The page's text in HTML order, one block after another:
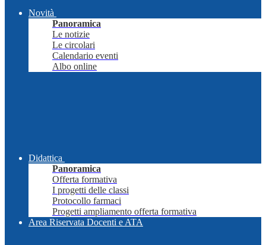
Novità
Panoramica
Le notizie
Le circolari
Calendario eventi
Albo online
Didattica
Panoramica
Offerta formativa
I progetti delle classi
Protocollo farmaci
Progetti ampliamento offerta formativa
Area Riservata Docenti e ATA